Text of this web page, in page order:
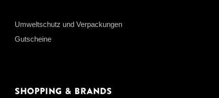
Umweltschutz und Verpackungen
Gutscheine
Shopping & Brands